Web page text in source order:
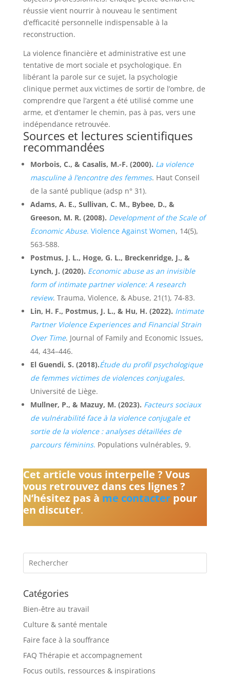
réussie vient nourrir à nouveau le sentiment
d’efficacité personnelle indispensable à la
reconstruction.
La violence financière et administrative est une
tentative de mort sociale et psychologique. En
libérant la parole sur ce sujet, la psychologie
clinique permet aux victimes de sortir de l’ombre, de
comprendre que l’argent a été utilisé comme une
arme, et d’entamer le chemin, pas à pas, vers une
indépendance retrouvée.
Sources et lectures scientifiques
recommandées
Morbois, C., & Casalis, M.-F. (2000). La violence
masculine à l’encontre des femmes. Haut Conseil
de la santé publique (adsp n° 31).
Adams, A. E., Sullivan, C. M., Bybee, D., &
Greeson, M. R. (2008). Development of the Scale of
Economic Abuse. Violence Against Women, 14(5),
563-588.
Postmus, J. L., Hoge, G. L., Breckenridge, J., &
Lynch, J. (2020). Economic abuse as an invisible
form of intimate partner violence: A research
review. Trauma, Violence, & Abuse, 21(1), 74-83.
Lin, H. F., Postmus, J. L., & Hu, H. (2022). Intimate
Partner Violence Experiences and Financial Strain
Over Time. Journal of Family and Economic Issues,
44, 434–446.
El Guendi, S. (2018).Étude du profil psychologique
de femmes victimes de violences conjugales.
Université de Liège.
Mullner, P., & Mazuy, M. (2023). Facteurs sociaux
de vulnérabilité face à la violence conjugale et
sortie de la violence : analyses détaillées de
parcours féminins. Populations vulnérables, 9.
Cet article vous interpelle ? Vous
vous retrouvez dans ces lignes ?
N’hésitez pas à me contacterpour
en discuter.
Catégories
Bien-être au travail
Culture & santé mentale
Faire face à la souffrance
FAQ Thérapie et accompagnement
Focus outils, ressources & inspirations